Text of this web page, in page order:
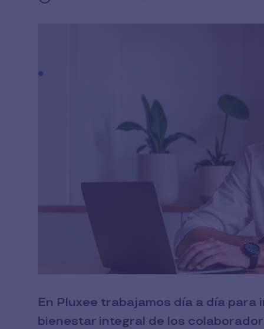
En Pluxee trabajamos día a día
bienestar integral de los